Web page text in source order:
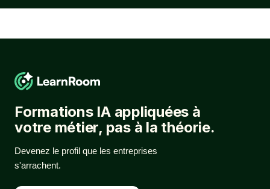
Formations IA appliquées à
votre métier, pas à la théorie.
Devenez le profil que les entreprises
s'arrachent.